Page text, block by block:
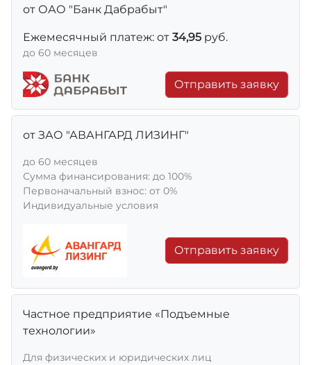
от ОАО "Банк Дабрабыт"
Ежемесячный платеж: от 34,95 руб.
до 60 месяцев
Отправить заявку
от ЗАО "АВАНГАРД ЛИЗИНГ"
до 60 месяцев
Сумма финансирования: до 100%
Первоначальный взнос: от 0%
Индивидуальные условия
Отправить заявку
Частное предприятие «Подъемные
технологии»
Для физических и юридических лиц